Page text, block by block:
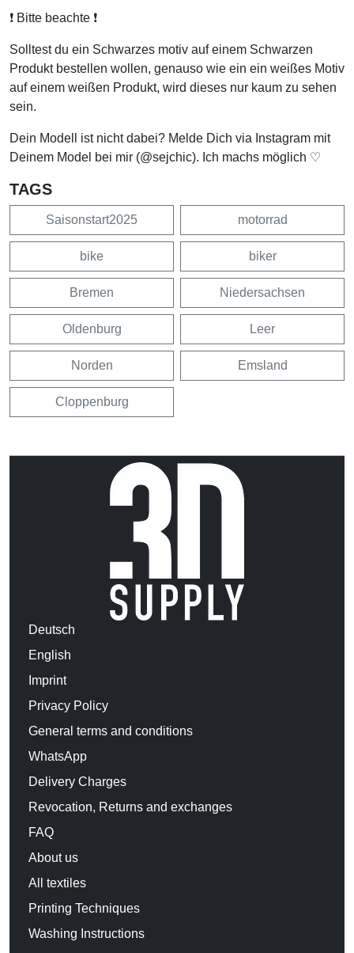
❗️ Bitte beachte ❗️
Solltest du ein Schwarzes motiv auf einem Schwarzen
Produkt bestellen wollen, genauso wie ein ein weißes Motiv
auf einem weißen Produkt, wird dieses nur kaum zu sehen
sein.
Dein Modell ist nicht dabei? Melde Dich via Instagram mit
Deinem Model bei mir (@sejchic). Ich machs möglich ♡
TAGS
Saisonstart2025 motorrad
bike biker
Bremen Niedersachsen
Oldenburg Leer
Norden Emsland
Cloppenburg
Deutsch
English
Imprint
Privacy Policy
General terms and conditions
WhatsApp
Delivery Charges
Revocation, Returns and exchanges
FAQ
About us
All textiles
Printing Techniques
Washing Instructions